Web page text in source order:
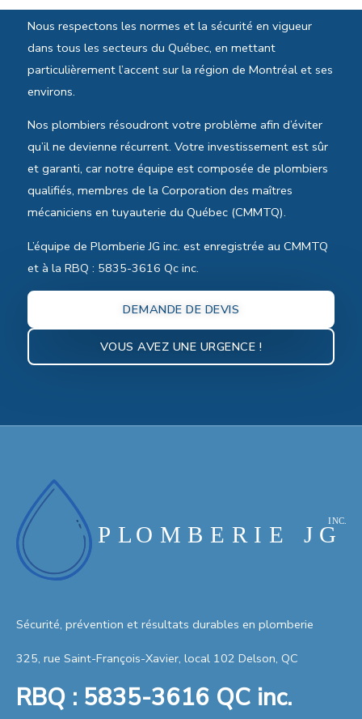
Nous respectons les normes et la sécurité en vigueur
dans tous les secteurs du Québec, en mettant
particulièrement l’accent sur la région de Montréal et ses
environs.
Nos plombiers résoudront votre problème afin d’éviter
qu’il ne devienne récurrent. Votre investissement est sûr
et garanti, car notre équipe est composée de plombiers
qualifiés, membres de la Corporation des maîtres
mécaniciens en tuyauterie du Québec (CMMTQ).
L’équipe de Plomberie JG inc. est enregistrée au CMMTQ
et à la RBQ : 5835-3616 Qc inc.
DEMANDE DE DEVIS
VOUS AVEZ UNE URGENCE !
Sécurité, prévention et résultats durables en plomberie
325, rue Saint-François-Xavier, local 102 Delson, QC
RBQ : 5835-3616 QC inc.